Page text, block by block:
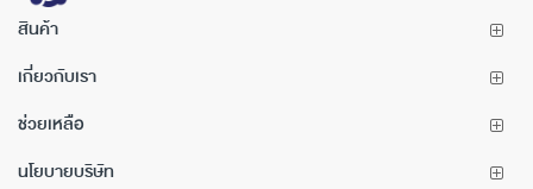
สินค้า
เกี่ยวกับเรา
ช่วยเหลือ
นโยบายบริษัท